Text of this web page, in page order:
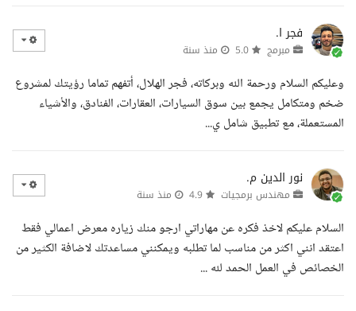
فجر ا.
مبرمج منذ سنة
وعليكم السلام ورحمة الله وبركاته، فجر الهلال، أتفهم تماما رؤيتك لمشروع
ضخم ومتكامل يجمع بين سوق السيارات، العقارات، الفنادق، والأشياء
المستعملة، مع تطبيق شامل ي...
نور الدين م.
مهندس برمجيات منذ سنة
السلام عليكم لاخذ فكره عن مهاراتي ارجو منك زياره معرض اعمالي فقط
اعتقد انني اكثر من مناسب لما تطلبه ويمكنني مساعدتك لاضافة الكثير من
الخصائص في العمل الحمد لله ...